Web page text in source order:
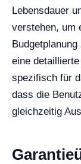
Lebensdauer
verstehen, um
eine
spezifisch für
dass die
gleichzeitig